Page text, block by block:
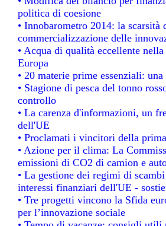
politica di coesione
• Innobarometro 2014: la
commercializzazione delle
• Acqua di qualità eccellente
Europa
• 20 materie prime essenziali:
• Stagione di pesca del tonno
controllo
• La carenza d'informazioni, un
dell'UE
• Proclamati i vincitori della
• Azione per il clima: La
emissioni di CO2 di camion e
• La gestione dei regimi di
interessi finanziari dell'UE -
• Tre progetti vincono la Sfida
per l’innovazione sociale